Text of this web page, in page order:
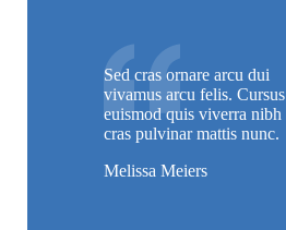
Sed cras ornare arcu dui
vivamus arcu felis. Cursus
euismod quis viverra nibh
cras pulvinar mattis nunc.
Melissa Meiers